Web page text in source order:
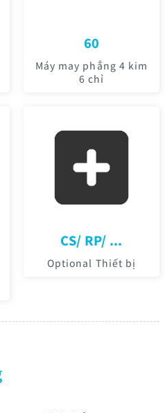
60
Máy may phẳng 4 kim
6 chỉ
CS/ RP/ ...
Optional Thiết bị